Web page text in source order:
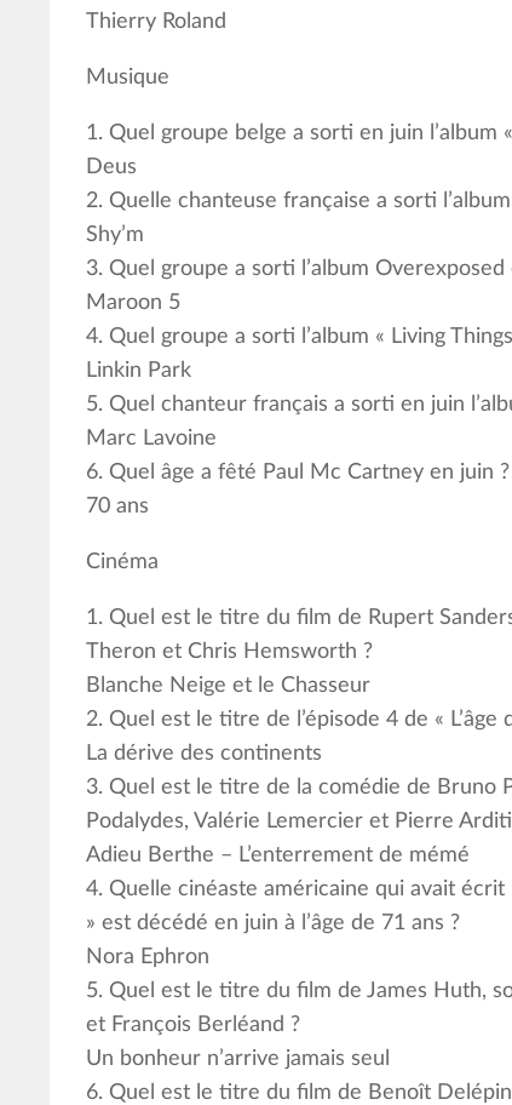
Thierry Roland
Musique
1. Quel groupe belge a sorti en juin l’album
Deus
2. Quelle chanteuse française a sorti
Shy’m
3. Quel groupe a sorti l’album Overexposed
Maroon 5
4. Quel groupe a sorti l’album « Living
Linkin Park
5. Quel chanteur français a sorti en juin
Marc Lavoine
6. Quel âge a fêté Paul Mc Cartney en juin ?
70 ans
Cinéma
1. Quel est le titre du film de Rupert
Theron et Chris Hemsworth ?
Blanche Neige et le Chasseur
2. Quel est le titre de l’épisode 4 de « L’âge
La dérive des continents
3. Quel est le titre de la comédie de Bruno
Podalydes, Valérie Lemercier et Pierre
Adieu Berthe – L’enterrement de mémé
4. Quelle cinéaste américaine qui avait
» est décédé en juin à l’âge de 71 ans ?
Nora Ephron
5. Quel est le titre du film de James Huth,
et François Berléand ?
Un bonheur n’arrive jamais seul
6. Quel est le titre du film de Benoît